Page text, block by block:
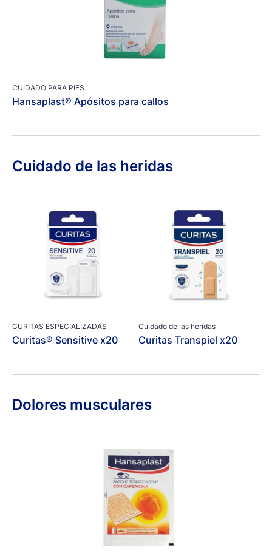
CUIDADO PARA PIES
Hansaplast® Apósitos para callos
Cuidado de las heridas
CURITAS ESPECIALIZADAS
Curitas® Sensitive x20
Cuidado de las heridas
Curitas Transpiel x20
Dolores musculares